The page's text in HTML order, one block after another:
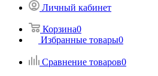
Личный кабинет
Корзина0
Избранные товары0
Сравнение товаров0